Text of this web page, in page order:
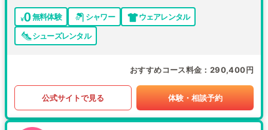
無料体験 シャワー
ウェアレンタル
シューズレンタル
おすすめコース料金 290,400円
公式サイトで見る 体験・相談予約